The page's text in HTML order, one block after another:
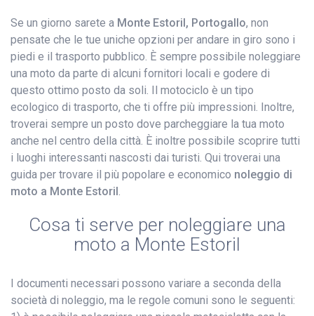
Se un giorno sarete a Monte Estoril, Portogallo, non
pensate che le tue uniche opzioni per andare in giro sono i
piedi e il trasporto pubblico. È sempre possibile noleggiare
una moto da parte di alcuni fornitori locali e godere di
questo ottimo posto da soli. Il motociclo è un tipo
ecologico di trasporto, che ti offre più impressioni. Inoltre,
troverai sempre un posto dove parcheggiare la tua moto
anche nel centro della città. È inoltre possibile scoprire tutti
i luoghi interessanti nascosti dai turisti. Qui troverai una
guida per trovare il più popolare e economico noleggio di
moto a Monte Estoril.
Cosa ti serve per noleggiare una
moto a Monte Estoril
I documenti necessari possono variare a seconda della
società di noleggio, ma le regole comuni sono le seguenti: